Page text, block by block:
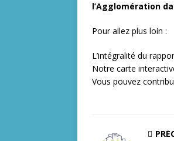
l’Agglomération
Pour allez plus loin :
L’intégralité du
Notre carte
Vous pouvez